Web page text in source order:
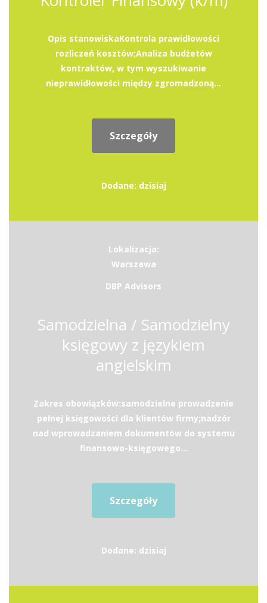
Opis stanowiskaKontrola prawidłowości
rozliczeń kosztów;Analiza budżetów
kontraktów, w tym wyszukiwanie
nieprawidłowości między zgromadzoną...
Szczegóły
Dodane: dzisiaj
Lokalizacja:
Warszawa
DBP Advisors
Samodzielna / Samodzielny
księgowy z językiem
angielskim
Zakres obowiązków:samodzielne prowadzenie
pełnej księgowości dla klientów firmy;nadzór
nad wprowadzaniem dokumentów do systemu
finansowo-księgowego...
Szczegóły
Dodane: dzisiaj